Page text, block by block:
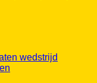
wedstrijd